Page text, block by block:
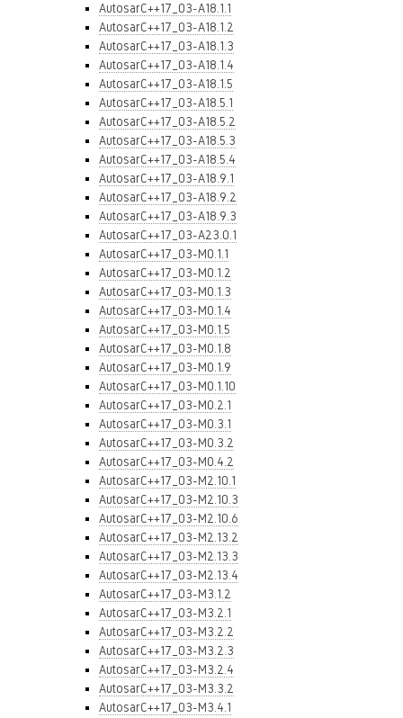
AutosarC++17_03-A18.1.1
AutosarC++17_03-A18.1.2
AutosarC++17_03-A18.1.3
AutosarC++17_03-A18.1.4
AutosarC++17_03-A18.1.5
AutosarC++17_03-A18.5.1
AutosarC++17_03-A18.5.2
AutosarC++17_03-A18.5.3
AutosarC++17_03-A18.5.4
AutosarC++17_03-A18.9.1
AutosarC++17_03-A18.9.2
AutosarC++17_03-A18.9.3
AutosarC++17_03-A23.0.1
AutosarC++17_03-M0.1.1
AutosarC++17_03-M0.1.2
AutosarC++17_03-M0.1.3
AutosarC++17_03-M0.1.4
AutosarC++17_03-M0.1.5
AutosarC++17_03-M0.1.8
AutosarC++17_03-M0.1.9
AutosarC++17_03-M0.1.10
AutosarC++17_03-M0.2.1
AutosarC++17_03-M0.3.1
AutosarC++17_03-M0.3.2
AutosarC++17_03-M0.4.2
AutosarC++17_03-M2.10.1
AutosarC++17_03-M2.10.3
AutosarC++17_03-M2.10.6
AutosarC++17_03-M2.13.2
AutosarC++17_03-M2.13.3
AutosarC++17_03-M2.13.4
AutosarC++17_03-M3.1.2
AutosarC++17_03-M3.2.1
AutosarC++17_03-M3.2.2
AutosarC++17_03-M3.2.3
AutosarC++17_03-M3.2.4
AutosarC++17_03-M3.3.2
AutosarC++17_03-M3.4.1